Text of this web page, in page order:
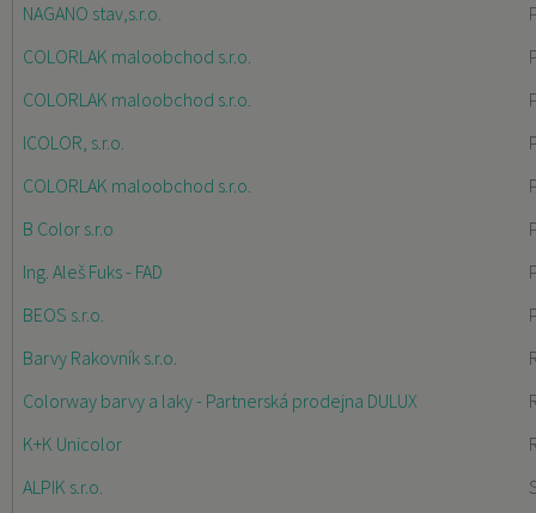
NAGANO stav,s.r.o.
COLORLAK maloobchod s.r.o.
COLORLAK maloobchod s.r.o.
ICOLOR, s.r.o.
COLORLAK maloobchod s.r.o.
B Color s.r.o
Ing. Aleš Fuks - FAD
BEOS s.r.o.
Barvy Rakovník s.r.o.
Colorway barvy a laky - Partnerská prodejna DULUX
K+K Unicolor
ALPIK s.r.o.